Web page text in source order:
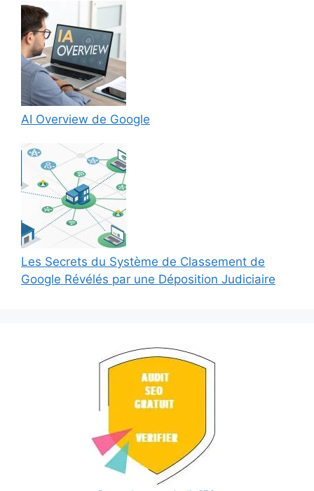
AI Overview de Google
Les Secrets du Système de Classement de
Google Révélés par une Déposition Judiciaire